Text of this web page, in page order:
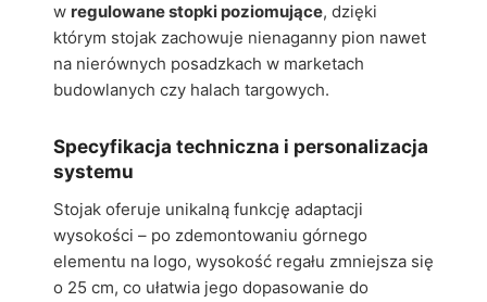
w regulowane stopki poziomujące, dzięki
którym stojak zachowuje nienaganny pion nawet
na nierównych posadzkach w marketach
budowlanych czy halach targowych.
Specyfikacja techniczna i personalizacja
systemu
Stojak oferuje unikalną funkcję adaptacji
wysokości – po zdemontowaniu górnego
elementu na logo, wysokość regału zmniejsza się
o 25 cm, co ułatwia jego dopasowanie do